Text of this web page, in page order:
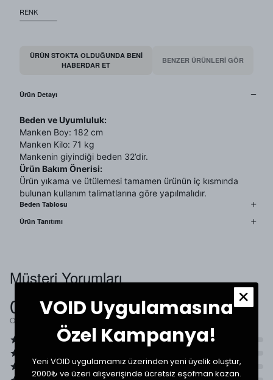
RENK
ÜRÜN STOKTA OLDUĞUNDA BENI
HABERDAR ET
BENZER ÜRÜNLERİ GÖR
Ürün Detayı
Beden ve Uyumluluk:
Manken Boy: 182 cm
Manken Kilo: 71 kg
Mankenin giyindiği beden 32’dir.
Ürün Bakım Önerisi:
Ürün yıkama ve ütülemesi tamamen ürünün iç kısmında
bulunan kullanım talimatlarına göre yapılmalıdır.
Beden Tablosu
Ürün Tanıtımı
Müşteri Yorumları
0.0
Ortalama PuanVOID Uygulamasına
Özel Kampanya!
Yeni VOID uygulamamız üzerinden yeni üyelik oluştur,
2000₺ ve üzeri alışverişinde ücretsiz eşofman kazan.